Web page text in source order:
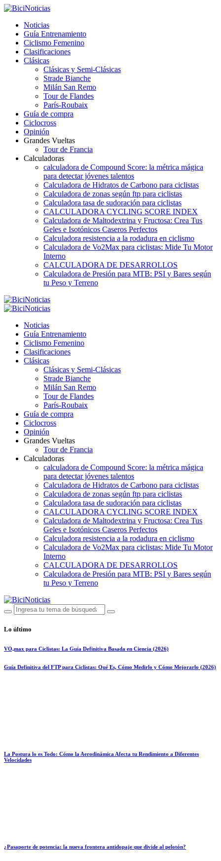
Noticias
Guía Entrenamiento
Ciclismo Femenino
Clasificaciones
Clásicas
Clásicas y Semi-Clásicas
Strade Bianche
Milán San Remo
Tour de Flandes
París-Roubaix
Guía de compra
Ciclocross
Opinión
Grandes Vueltas
Tour de Francia
Calculadoras
calculadora de Compound Score: la métrica mágica
para detectar jóvenes talentos
Calculadora de Hidratos de Carbono para ciclistas
Calculadora de zonas según ftp para ciclistas
Calculadora tasa de sudoración para ciclistas
CALCULADORA CYCLING SCORE INDEX
Calculadora de Maltodextrina y Fructosa: Crea Tus
Geles e Isotónicos Caseros Perfectos
Calculadora resistencia a la rodadura en ciclismo
Calculadora de Vo2Max para ciclistas: Mide Tu Motor
Interno
CALCULADORA DE DESARROLLOS
Calculadora de Presión para MTB: PSI y Bares según
tu Peso y Terreno
Noticias
Guía Entrenamiento
Ciclismo Femenino
Clasificaciones
Clásicas
Clásicas y Semi-Clásicas
Strade Bianche
Milán San Remo
Tour de Flandes
París-Roubaix
Guía de compra
Ciclocross
Opinión
Grandes Vueltas
Tour de Francia
Calculadoras
calculadora de Compound Score: la métrica mágica
para detectar jóvenes talentos
Calculadora de Hidratos de Carbono para ciclistas
Calculadora de zonas según ftp para ciclistas
Calculadora tasa de sudoración para ciclistas
CALCULADORA CYCLING SCORE INDEX
Calculadora de Maltodextrina y Fructosa: Crea Tus
Geles e Isotónicos Caseros Perfectos
Calculadora resistencia a la rodadura en ciclismo
Calculadora de Vo2Max para ciclistas: Mide Tu Motor
Interno
CALCULADORA DE DESARROLLOS
Calculadora de Presión para MTB: PSI y Bares según
tu Peso y Terreno
Lo último
VO₂max para Ciclistas: La Guía Definitiva Basada en Ciencia (2026)
Guía Definitiva del FTP para Ciclistas: Qué Es, Cómo Medirlo y Cómo Mejorarlo (2026)
La Postura lo es Todo: Cómo la Aerodinámica Afecta tu Rendimiento a Diferentes
Velocidades
¿Pasaporte de potencia: la nueva frontera antidopaje que divide al pelotón?